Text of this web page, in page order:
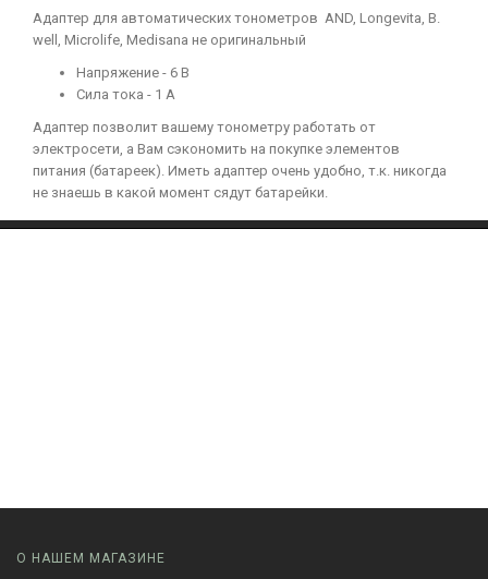
Адаптер для автоматических тонометров AND, Longevita, B.
well, Microlife, Medisana не оригинальный
Напряжение - 6 В
Сила тока - 1 А
Адаптер позволит вашему тонометру работать от
электросети, а Вам сэкономить на покупке элементов
питания (батареек). Иметь адаптер очень удобно, т.к. никогда
не знаешь в какой момент сядут батарейки.
О НАШЕМ МАГАЗИНЕ